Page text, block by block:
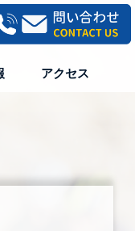
アクセス